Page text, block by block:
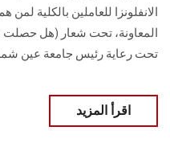
الانفلونزا للعاملين بالكلية
المعاونة، تحت شعار (هل حصلت
تحت رعاية رئيس جامعة عين
اقرأ المزيد